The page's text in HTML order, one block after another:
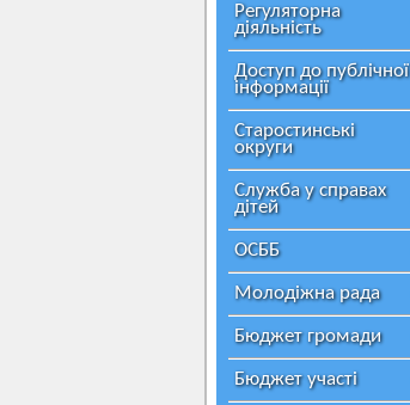
Регуляторна
діяльність
Доступ до публічної
інформації
Старостинські
округи
Служба у справах
дітей
ОСББ
Молодіжна рада
Бюджет громади
Бюджет участі